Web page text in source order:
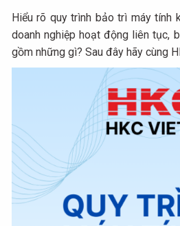
Hiểu rõ quy trình bảo trì máy tính
doanh nghiệp hoạt động liên tục,
gồm những gì? Sau đây hãy cùng